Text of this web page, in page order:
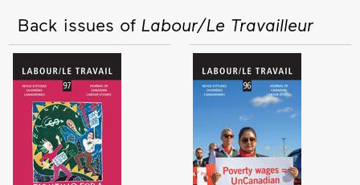
Back issues of Labour/Le Travailleur